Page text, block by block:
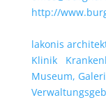
http://
lakonis
Klinik
Museum,